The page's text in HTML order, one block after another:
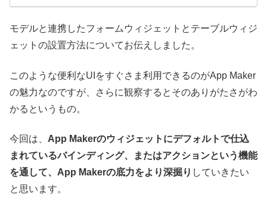
モデルと連携したフォームウィジェットとテーブルウィジ
ェットの設置方法についてお伝えしました。
このような便利なUIをすぐさま利用できるのがApp Maker
の魅力なのですが、さらに観察するとそのありがたさがわ
かるというもの。
今回は、 App Makerのウィジェットにデフォルトで仕込
まれているバインディング、またはアクションという機能
を通して、App Makerの底力をより深掘り していきたい
と思います。